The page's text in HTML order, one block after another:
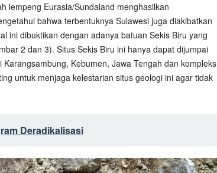
lempeng Eurasia/Sundaland menghasilkan
bahwa terbentuknya Sulawesi juga diakibatkan
ini dibuktikan dengan adanya batuan Sekis Biru yang
2 dan 3). Situs Sekis Biru ini hanya dapat dijumpai
Kebumen, Jawa Tengah dan kompleks
untuk menjaga kelestarian situs geologi ini agar tidak
Deradikalisasi